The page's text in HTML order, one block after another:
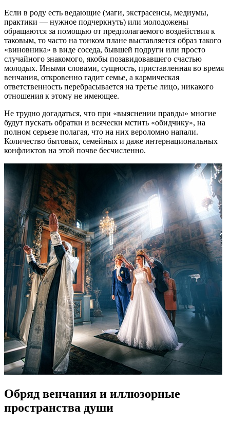
Если в роду есть ведающие (маги, экстрасенсы, медиумы,
практики — нужное подчеркнуть) или молодожены
обращаются за помощью от предполагаемого воздействия к
таковым, то часто на тонком плане выставляется образ такого
«виновника» в виде соседа, бывшей подруги или просто
случайного знакомого, якобы позавидовавшего счастью
молодых. Иными словами, сущность, приставленная во время
венчания, откровенно гадит семье, а кармическая
ответственность перебрасывается на третье лицо, никакого
отношения к этому не имеющее.
Не трудно догадаться, что при «выяснении правды» многие
будут пускать обратки и всячески мстить «обидчику», на
полном серьезе полагая, что на них вероломно напали.
Количество бытовых, семейных и даже интернациональных
конфликтов на этой почве бесчисленно.
Обряд венчания и иллюзорные
пространства души